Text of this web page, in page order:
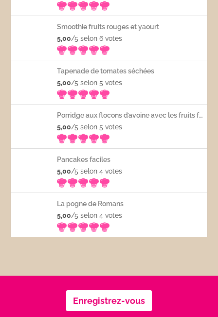
Smoothie fruits rouges et yaourt
5,00/5 selon 6votes
Tapenade de tomates séchées
5,00/5 selon 5votes
Porridge aux flocons d’avoine avec les fruits frais
5,00/5 selon 5votes
Pancakes faciles
5,00/5 selon 4votes
La pogne de Romans
5,00/5 selon 4votes
Enregistrez-vous